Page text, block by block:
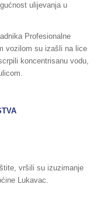
ulijevanja u
Profesionalne
vozilom su izašli na lice
koncentrisanu vodu,
vršili su izuzimanje
Lukavac.